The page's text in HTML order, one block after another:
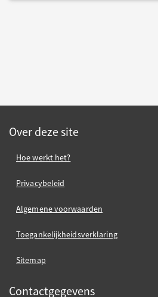
Over deze site
Hoe werkt het?
Privacybeleid
Algemene voorwaarden
Toegankelijkheidsverklaring
Sitemap
Contactgegevens